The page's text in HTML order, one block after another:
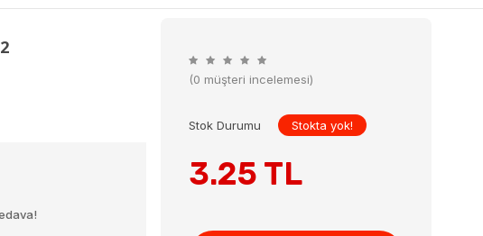
(0 müşteri incelemesi)
Stok Durumu Stokta yok!
3.25 TL